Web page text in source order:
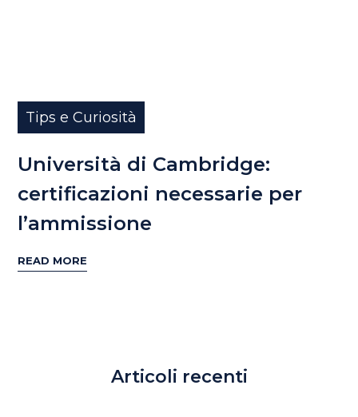
Tips e Curiosità
Università di Cambridge:
certificazioni necessarie per
l’ammissione
READ MORE
Articoli recenti